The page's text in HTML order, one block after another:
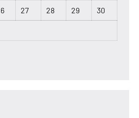
27 28 29 30